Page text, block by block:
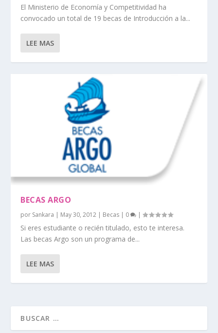
El Ministerio de Economía y Competitividad ha
convocado un total de 19 becas de Introducción a la...
LEE MAS
BECAS ARGO
por Sankara | May 30, 2012 | Becas | 0 |
Si eres estudiante o recién titulado, esto te interesa.
Las becas Argo son un programa de...
LEE MAS